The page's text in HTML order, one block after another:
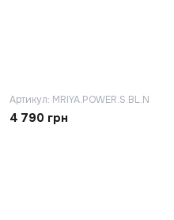
Артикул: MRIYA.POWER.S.BL.N
4 790 грн